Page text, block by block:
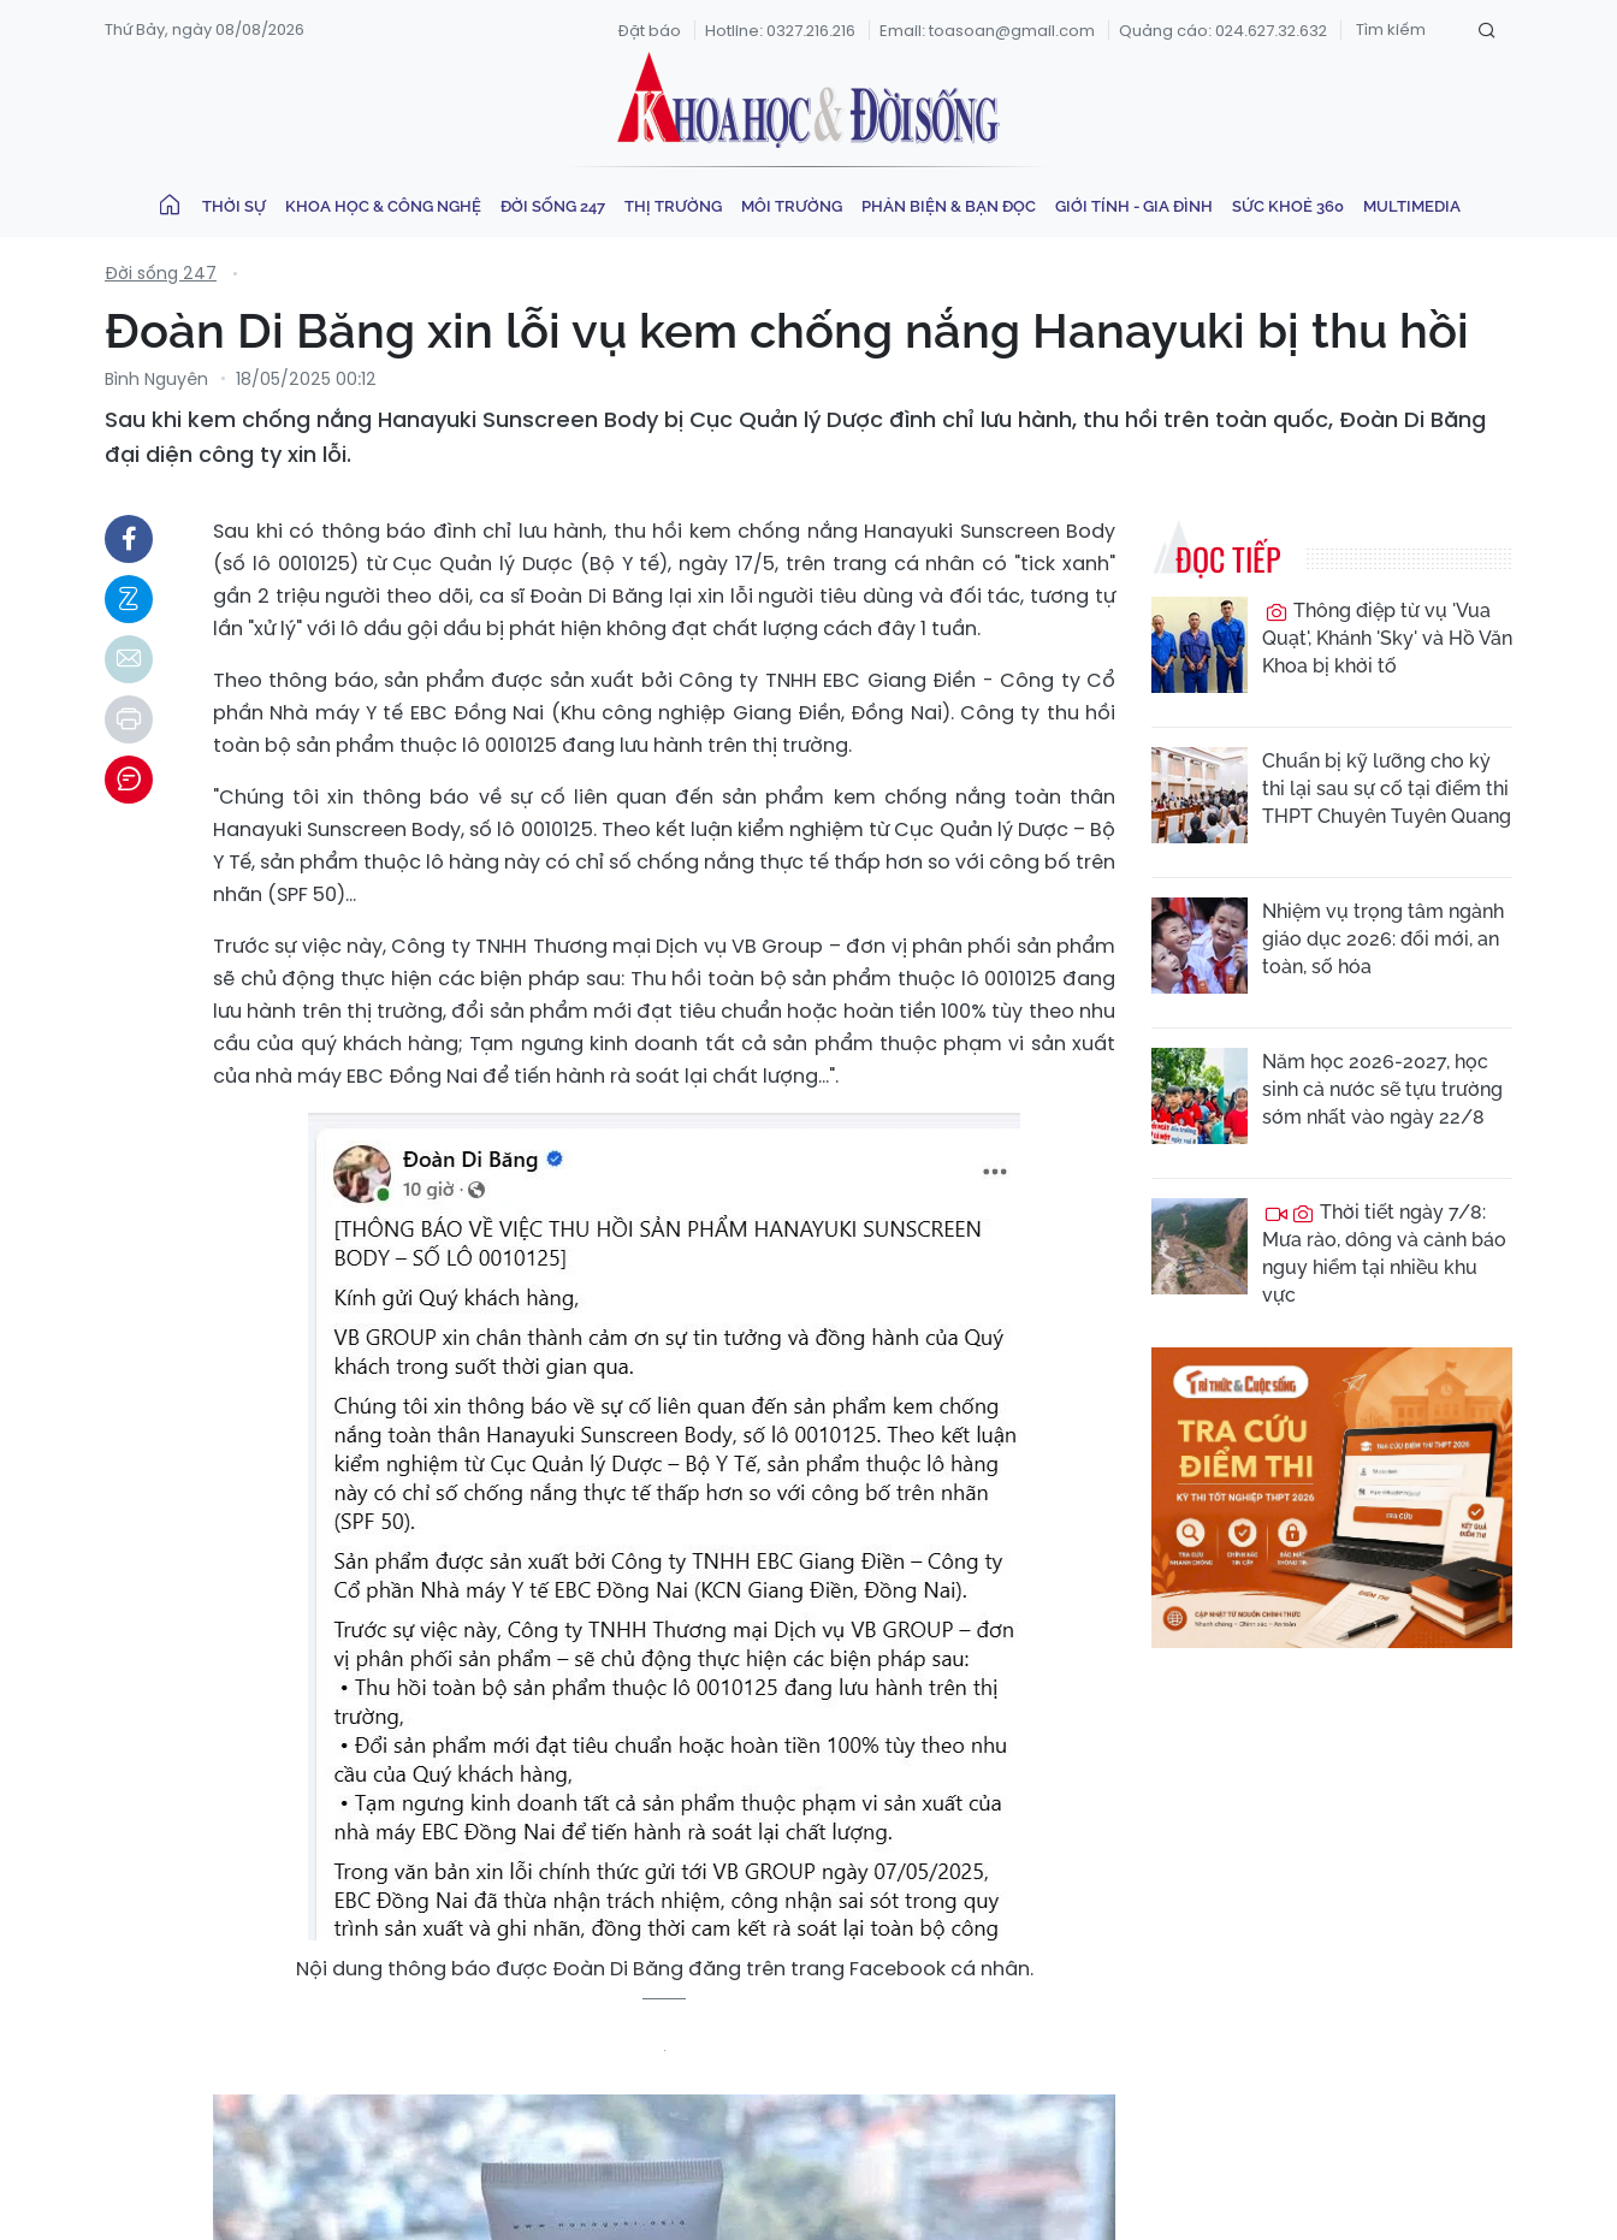
Thứ Bảy, ngày 08/08/2026 Đặt báo Hotline: 0327.216.216 Email: toasoan@gmail.com Quảng cáo: 024.627.32.632
THỜI SỰ KHOA HỌC & CÔNG NGHỆ ĐỜI SỐNG 247 THỊ TRƯỜNG MÔI TRƯỜNG PHẢN BIỆN & BẠN ĐỌC GIỚI TÍNH - GIA ĐÌNH SỨC KHOẺ 360 MULTIMEDIA
Đời sống 247
Đoàn Di Băng xin lỗi vụ kem chống nắng Hanayuki bị thu hồi
Bình Nguyên 18/05/2025 00:12
Sau khi kem chống nắng Hanayuki Sunscreen Body bị Cục Quản lý Dược đình chỉ lưu hành, thu hồi trên toàn quốc, Đoàn Di Băng
đại diện công ty xin lỗi.
Sau khi có thông báo đình chỉ lưu hành, thu hồi kem chống nắng Hanayuki Sunscreen Body
(số lô 0010125) từ Cục Quản lý Dược (Bộ Y tế), ngày 17/5, trên trang cá nhân có "tick xanh"
gần 2 triệu người theo dõi, ca sĩ Đoàn Di Băng lại xin lỗi người tiêu dùng và đối tác, tương tự
lần "xử lý" với lô dầu gội dầu bị phát hiện không đạt chất lượng cách đây 1 tuần.
Theo thông báo, sản phẩm được sản xuất bởi Công ty TNHH EBC Giang Điền - Công ty Cổ
phần Nhà máy Y tế EBC Đồng Nai (Khu công nghiệp Giang Điền, Đồng Nai). Công ty thu hồi
toàn bộ sản phẩm thuộc lô 0010125 đang lưu hành trên thị trường.
"Chúng tôi xin thông báo về sự cố liên quan đến sản phẩm kem chống nắng toàn thân
Hanayuki Sunscreen Body, số lô 0010125. Theo kết luận kiểm nghiệm từ Cục Quản lý Dược – Bộ
Y Tế, sản phẩm thuộc lô hàng này có chỉ số chống nắng thực tế thấp hơn so với công bố trên
nhãn (SPF 50)...
Trước sự việc này, Công ty TNHH Thương mại Dịch vụ VB Group – đơn vị phân phối sản phẩm
sẽ chủ động thực hiện các biện pháp sau: Thu hồi toàn bộ sản phẩm thuộc lô 0010125 đang
lưu hành trên thị trường, đổi sản phẩm mới đạt tiêu chuẩn hoặc hoàn tiền 100% tùy theo nhu
cầu của quý khách hàng; Tạm ngưng kinh doanh tất cả sản phẩm thuộc phạm vi sản xuất
của nhà máy EBC Đồng Nai để tiến hành rà soát lại chất lượng...".
Nội dung thông báo được Đoàn Di Băng đăng trên trang Facebook cá nhân.
ĐỌC TIẾP
Thông điệp từ vụ 'Vua
Quạt', Khánh 'Sky' và Hồ Văn
Khoa bị khởi tố
Chuẩn bị kỹ lưỡng cho kỳ
thi lại sau sự cố tại điểm thi
THPT Chuyên Tuyên Quang
Nhiệm vụ trọng tâm ngành
giáo dục 2026: đổi mới, an
toàn, số hóa
Năm học 2026-2027, học
sinh cả nước sẽ tựu trường
sớm nhất vào ngày 22/8
Thời tiết ngày 7/8:
Mưa rào, dông và cảnh báo
nguy hiểm tại nhiều khu
vực